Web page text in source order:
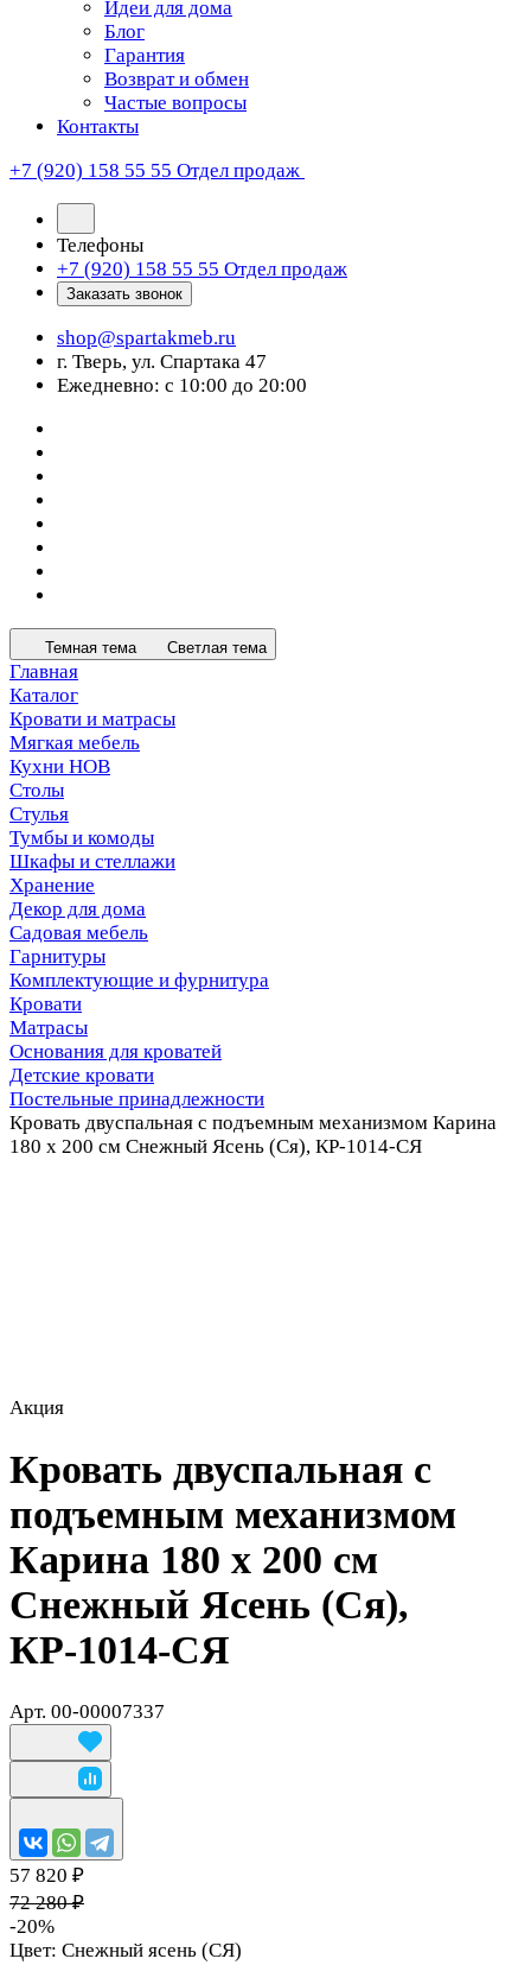
Идеи для дома
Блог
Гарантия
Возврат и обмен
Частые вопросы
Контакты
+7 (920) 158 55 55 Отдел продаж
Телефоны
+7 (920) 158 55 55 Отдел продаж
Заказать звонок
shop@spartakmeb.ru
г. Тверь, ул. Спартака 47
Ежедневно: с 10:00 до 20:00
Темная тема Светлая тема
Главная
Каталог
Кровати и матрасы
Мягкая мебель
Кухни НОВ
Столы
Стулья
Тумбы и комоды
Шкафы и стеллажи
Хранение
Декор для дома
Садовая мебель
Гарнитуры
Комплектующие и фурнитура
Кровати
Матрасы
Основания для кроватей
Детские кровати
Постельные принадлежности
Кровать двуспальная с подъемным механизмом Карина
180 х 200 см Снежный Ясень (Ся), КР-1014-СЯ
Акция
Кровать двуспальная с
подъемным механизмом
Карина 180 х 200 см
Снежный Ясень (Ся),
КР-1014-СЯ
Арт. 00-00007337
57 820 ₽
72 280 ₽
-20%
Цвет: Снежный ясень (СЯ)